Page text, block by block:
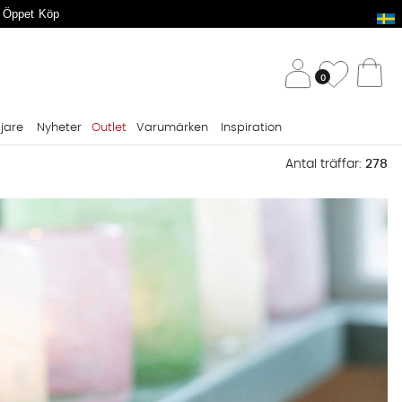
Köp
0
Nyheter Outlet Varumärken Inspiration
Antal träffar: 278